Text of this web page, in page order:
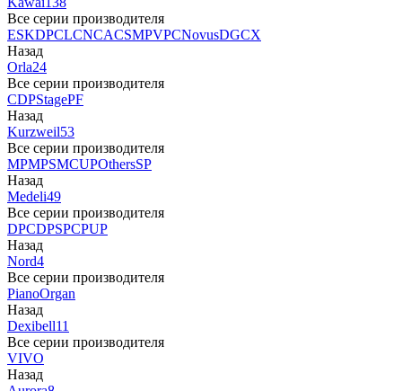
Все серии производителя
ESKDPCLCNCACSMPVPCNovusDGCX
Назад
Orla24
Все серии производителя
CDPStagePF
Назад
Kurzweil53
Все серии производителя
MPMPSMCUPOthersSP
Назад
Medeli49
Все серии производителя
DPCDPSPCPUP
Назад
Nord4
Все серии производителя
PianoOrgan
Назад
Dexibell11
Все серии производителя
VIVO
Назад